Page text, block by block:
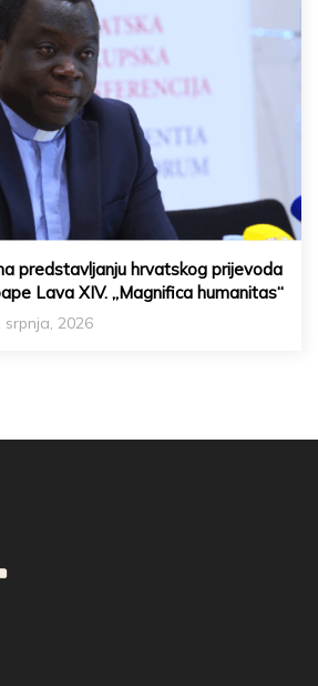
predstavljanju hrvatskog prijevoda
Lava XIV. „Magnifica humanitas“
srpnja, 2026